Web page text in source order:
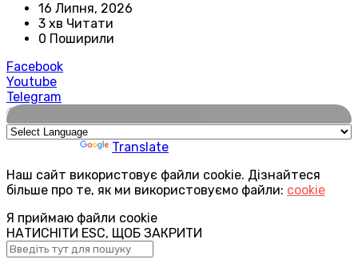
16 Липня, 2026
3 хв Читати
0 Поширили
Facebook
Youtube
Telegram
🌍
Translate
Наш сайт використовує файли cookie. Дізнайтеся
більше про те, як ми використовуємо файли: cookie
Я приймаю файли cookie
НАТИСНІТИ ESC, ЩОБ ЗАКРИТИ